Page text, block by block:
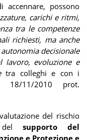
accennare, possono
carichi e ritmi,
tra le competenze
richiesti, ma anche
decisionale
lavoro, evoluzione e
tra colleghi e con i
18/11/2010 prot.
del rischio
del supporto del
e Protezione e